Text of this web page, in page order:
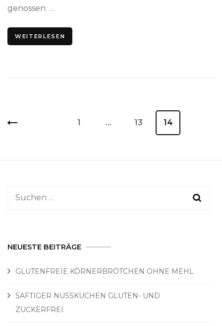
genossen. …
WEITERLESEN
Seite
1 … Seite
13 Seite
14
Suchen
NEUESTE BEITRÄGE
GLUTENFREIE KÖRNERBRÖTCHEN OHNE MEHL
SAFTIGER NUSSKUCHEN GLUTEN- UND
ZUCKERFREI